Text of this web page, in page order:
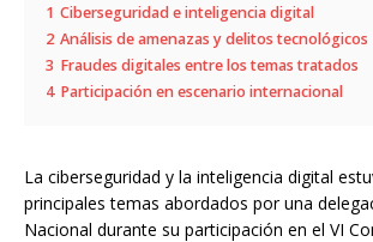
1 Ciberseguridad e inteligencia digital
2 Análisis de amenazas y delitos tecnológicos
3 Fraudes digitales entre los temas tratados
4 Participación en escenario internacional
La ciberseguridad y la inteligencia digital
principales temas abordados por una
Nacional durante su participación en el VI